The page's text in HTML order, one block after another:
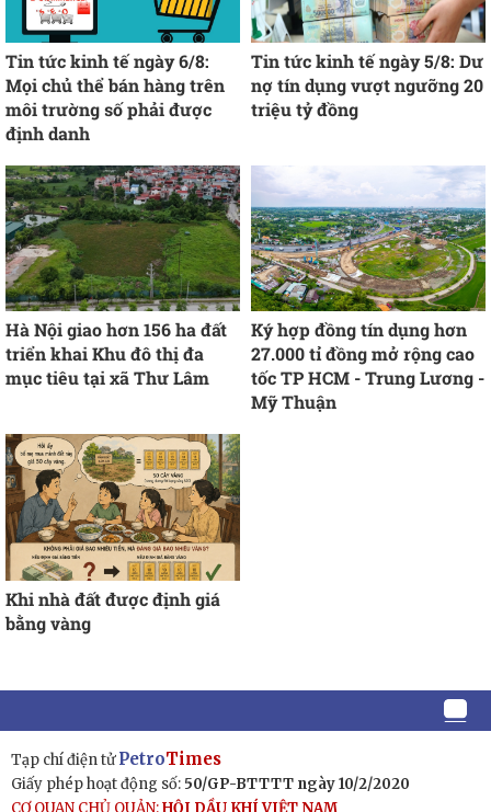
Tin tức kinh tế ngày 6/8:
Mọi chủ thể bán hàng trên
môi trường số phải được
định danh
Tin tức kinh tế ngày 5/8: Dư
nợ tín dụng vượt ngưỡng 20
triệu tỷ đồng
Hà Nội giao hơn 156 ha đất
triển khai Khu đô thị đa
mục tiêu tại xã Thư Lâm
Ký hợp đồng tín dụng hơn
27.000 tỉ đồng mở rộng cao
tốc TP HCM - Trung Lương -
Mỹ Thuận
Khi nhà đất được định giá
bằng vàng
Tạp chí điện tửPetroTimes
Giấy phép hoạt động số: 50/GP-BTTTT ngày 10/2/2020
CƠ QUAN CHỦ QUẢN:HỘI DẦU KHÍ VIỆT NAM